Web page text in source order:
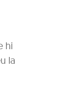
hi
la